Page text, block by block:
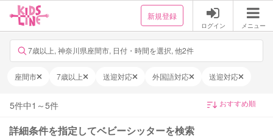
新規登録
ログイン メニュー
7歳以上, 神奈川県座間市, 日付・時間を選択, 他2件
座間市 7歳以上 送迎対応 外国語対応 送迎対応
5件中1 ～5件
詳細条件を指定してベビーシッターを検索